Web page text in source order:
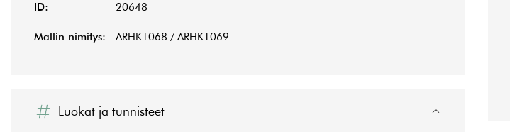
ID: 20648
Mallin nimitys: ARHK1068 / ARHK1069
Luokat ja tunnisteet